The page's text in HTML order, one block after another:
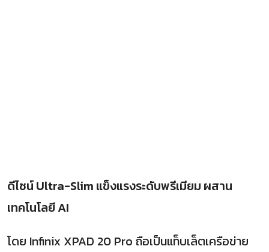
ดีไซน์ Ultra-Slim แข็งแรงระดับพรีเมียม ผสาน
เทคโนโลยี AI
โดย Infinix XPAD 20 Pro ถือเป็นแท็บเล็ตเครือข่าย